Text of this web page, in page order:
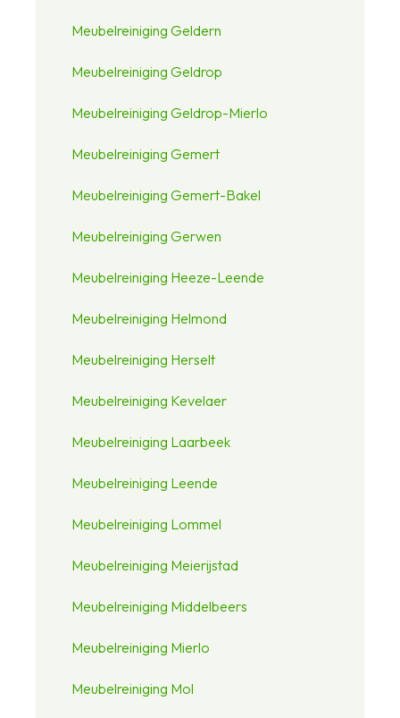
Meubelreiniging Geldern
Meubelreiniging Geldrop
Meubelreiniging Geldrop-Mierlo
Meubelreiniging Gemert
Meubelreiniging Gemert-Bakel
Meubelreiniging Gerwen
Meubelreiniging Heeze-Leende
Meubelreiniging Helmond
Meubelreiniging Herselt
Meubelreiniging Kevelaer
Meubelreiniging Laarbeek
Meubelreiniging Leende
Meubelreiniging Lommel
Meubelreiniging Meierijstad
Meubelreiniging Middelbeers
Meubelreiniging Mierlo
Meubelreiniging Mol